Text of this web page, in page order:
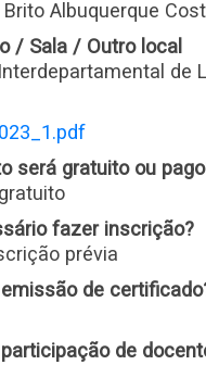
Albuquerque
/ Sala / Outro local
de
será gratuito ou
fazer inscrição?
prévia
de
de